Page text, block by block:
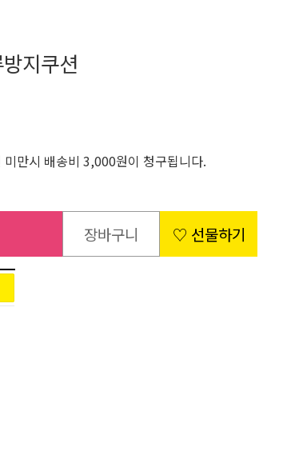
지쿠션
만시 배송비 3,000원이 청구됩니다.
장바구니 ♡ 선물하기